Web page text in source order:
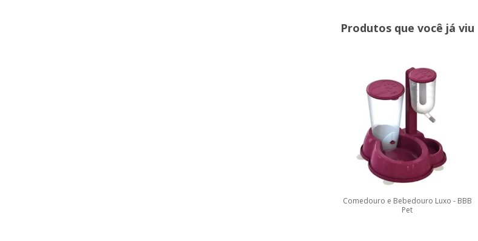
Produtos que você já viu
Comedouro e Bebedouro Luxo - BBB
Pet